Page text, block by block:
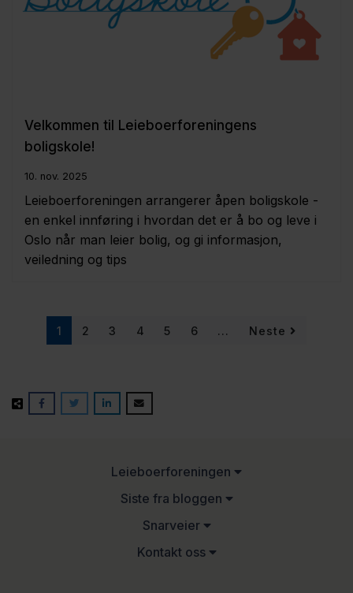
Velkommen til Leieboerforeningens
boligskole!
10. nov. 2025
Leieboerforeningen arrangerer åpen boligskole -
en enkel innføring i hvordan det er å bo og leve i
Oslo når man leier bolig, og gi informasjon,
veiledning og tips
1 (current)
2 3 4 5 6 ... Neste
Leieboerforeningen
Siste fra bloggen
Snarveier
Kontakt oss